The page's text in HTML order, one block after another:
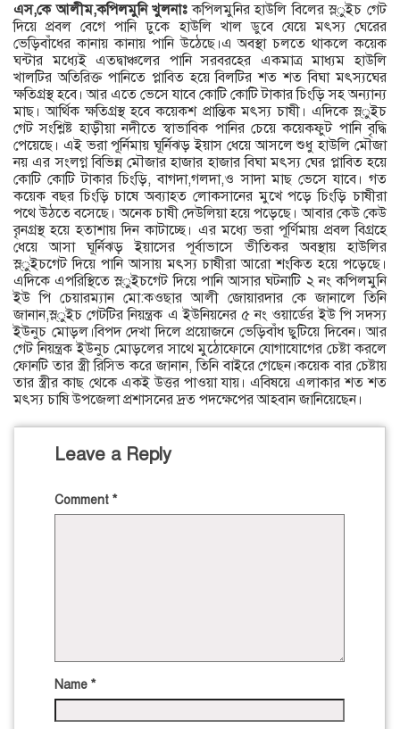
এস,কে আলীম,কপিলমুনি খুলনাঃকপিলমুনির হাউলি বিলের স্ল্ুইচ গেট
দিয়ে প্রবল বেগে পানি ঢুকে হাউলি খাল ডুবে যেয়ে মৎস্য ঘেরের
ভেড়িবাঁধের কানায় কানায় পানি উঠেছে।এ অবস্থা চলতে থাকলে কয়েক
ঘন্টার মধ্যেই এতদ্বাঞ্চলের পানি সরবরহের একমাত্র মাধ্যম হাউলি
খালটির অতিরিক্ত পানিতে প্লাবিত হয়ে বিলটির শত শত বিঘা মৎস্যঘের
ক্ষতিগ্রস্থ হবে। আর এতে ভেসে যাবে কোটি কোটি টাকার চিংড়ি সহ অন্যান্য
মাছ। আর্থিক ক্ষতিগ্রস্থ হবে কয়েকশ প্রান্তিক মৎস্য চাষী। এদিকে স্ল্ুইচ
গেট সংশ্লিষ্ট হাড়ীয়া নদীতে স্বাভাবিক পানির চেয়ে কয়েকফুট পানি বৃদ্ধি
পেয়েছে। এই ভরা পূর্নিমায় ঘূর্নিঝড় ইয়াস ধেয়ে আসলে শুধু হাউলি মৌজা
নয় এর সংলগ্ন বিভিন্ন মৌজার হাজার হাজার বিঘা মৎস্য ঘের প্লাবিত হয়ে
কোটি কোটি টাকার চিংড়ি, বাগদা,গলদা,ও সাদা মাছ ভেসে যাবে। গত
কয়েক বছর চিংড়ি চাষে অব্যাহত লোকসানের মুখে পড়ে চিংড়ি চাষীরা
পথে উঠতে বসেছে। অনেক চাষী দেউলিয়া হয়ে পড়েছে। আবার কেউ কেউ
রৃনগ্রস্থ হয়ে হতাশায় দিন কাটাচ্ছে। এর মধ্যে ভরা পূর্ণিমায় প্রবল বিগ্রহে
ধেয়ে আসা ঘূর্নিঝড় ইয়াসের পূর্বাভাসে ভীতিকর অবস্থায় হাউলির
স্ল্ুইচগেট দিয়ে পানি আসায় মৎস্য চাষীরা আরো শংকিত হয়ে পড়েছে।
এদিকে এপরিস্থিতে স্ল্ুইচগেট দিয়ে পানি আসার ঘটনাটি ২ নং কপিলমুনি
ইউ পি চেয়ারম্যান মো:কওছার আলী জোয়ারদার কে জানালে তিনি
জানান,স্ল্ুইচ গেটটির নিয়ন্ত্রক এ ইউনিয়নের ৫ নং ওয়ার্ডের ইউ পি সদস্য
ইউনুচ মোড়ল।বিপদ দেখা দিলে প্রয়োজনে ভেড়িবাঁধ ছুটিয়ে দিবেন। আর
গেট নিয়ন্ত্রক ইউনুচ মোড়লের সাথে মুঠোফোনে যোগাযোগের চেষ্টা করলে
ফোনটি তার স্ত্রী রিসিভ করে জানান, তিনি বাইরে গেছেন।কয়েক বার চেষ্টায়
তার স্ত্রীর কাছ থেকে একই উত্তর পাওয়া যায়। এবিষয়ে এলাকার শত শত
মৎস্য চাষি উপজেলা প্রশাসনের দ্রত পদক্ষেপের আহবান জানিয়েছেন।
Leave a Reply
Comment *
Name *